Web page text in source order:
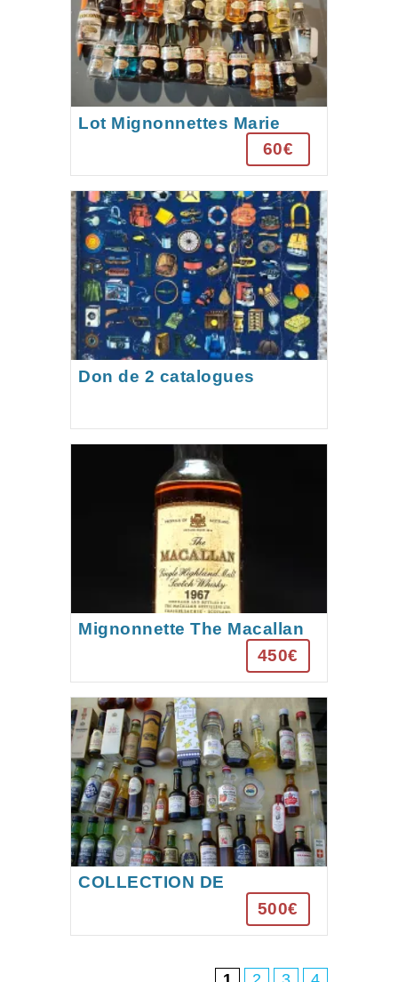
Lot Mignonnettes Marie
60€
Don de 2 catalogues
Mignonnette The Macallan
1967 – Single Highland Malt
– Mise en bouteille 1986 (18
ans)
450€
COLLECTION DE
500€